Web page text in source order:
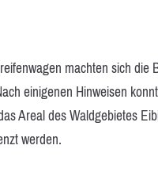
machten sich die
einigenen Hinweisen
Areal des Waldgebietes
werden.